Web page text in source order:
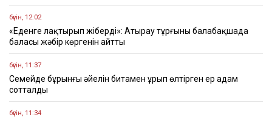
бүгін, 12:02
«Еденге лақтырып жіберді»: Атырау тұрғыны балабақшада
баласы жәбір көргенін айтты
бүгін, 11:37
Семейде бұрынғы әйелін битамен ұрып өлтірген ер адам
сотталды
бүгін, 11:34